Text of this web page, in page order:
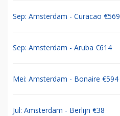
Sep: Amsterdam - Curacao €569
Sep: Amsterdam - Aruba €614
Mei: Amsterdam - Bonaire €594
Jul: Amsterdam - Berlijn €38